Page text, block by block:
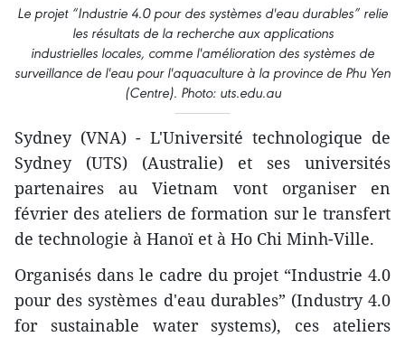
Le projet “Industrie 4.0 pour des systèmes d'eau durables” relie
les résultats de la recherche aux applications
industrielles locales, comme l'amélioration des systèmes de
surveillance de l'eau pour l'aquaculture à la province de Phu Yen
(Centre). Photo: uts.edu.au
Sydney (VNA) - L'Université technologique de
Sydney (UTS) (Australie) et ses universités
partenaires au Vietnam vont organiser en
février des ateliers de formation sur le transfert
de technologie à Hanoï et à Ho Chi Minh-Ville.
Organisés dans le cadre du projet “Industrie 4.0
pour des systèmes d'eau durables” (Industry 4.0
for sustainable water systems), ces ateliers